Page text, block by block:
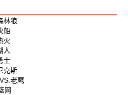
林狼
船
火
人
士
克斯
老鹰
网